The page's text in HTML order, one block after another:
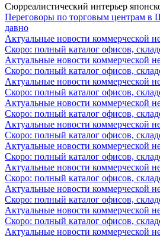
Сюрреалистический интерьер
Переговоры по торговым центрам в
давно
Актуальные новости коммерческой
Скоро: полный каталог офисов,
Актуальные новости коммерческой
Скоро: полный каталог офисов,
Актуальные новости коммерческой
Скоро: полный каталог офисов,
Актуальные новости коммерческой
Скоро: полный каталог офисов,
Актуальные новости коммерческой
Скоро: полный каталог офисов,
Актуальные новости коммерческой
Скоро: полный каталог офисов,
Актуальные новости коммерческой
Скоро: полный каталог офисов,
Актуальные новости коммерческой
Скоро: полный каталог офисов,
Актуальные новости коммерческой
Скоро: полный каталог офисов,
Актуальные новости коммерческой